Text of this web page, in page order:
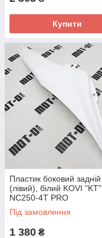
Купити
Пластик боковий задній
(лівий), білий KOVI "KT"
NC250-4Т PRO
Під замовлення
1 380 ₴